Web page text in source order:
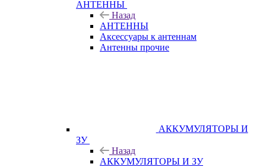
АНТЕННЫ
Назад
АНТЕННЫ
Аксессуары к антеннам
Антенны прочие
АККУМУЛЯТОРЫ И
ЗУ
Назад
АККУМУЛЯТОРЫ И ЗУ